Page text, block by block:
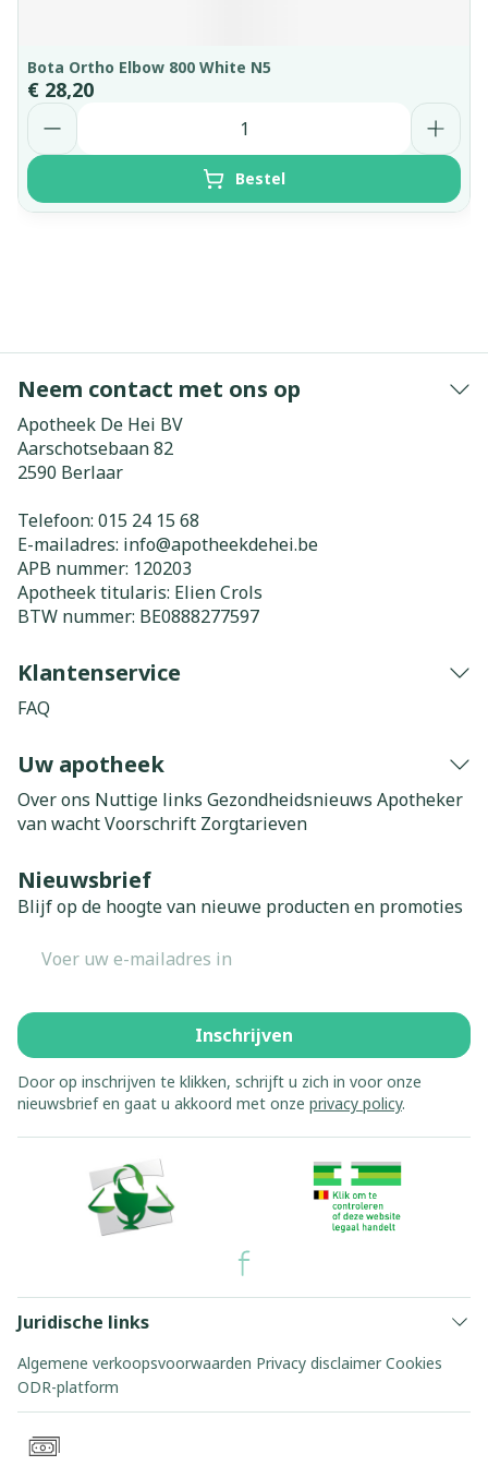
Bota Ortho Elbow 800 White N5
€ 28,20
Aantal
Bestel
Neem contact met ons op
Apotheek De Hei BV
Aarschotsebaan 82
2590 Berlaar
Telefoon: 015 24 15 68
E-mailadres: info@apotheekdehei.be
APB nummer: 120203
Apotheek titularis: Elien Crols
BTW nummer: BE0888277597
Klantenservice
FAQ
Uw apotheek
Over ons Nuttige links Gezondheidsnieuws Apotheker
van wachtVoorschrift Zorgtarieven
Nieuwsbrief
Blijf op de hoogte van nieuwe producten en promoties
Inschrijven
Door op inschrijven te klikken, schrijft u zich in voor onze
nieuwsbrief en gaat u akkoord met onze privacy policy.
Juridische links
Algemene verkoopsvoorwaarden Privacy disclaimer Cookies
ODR-platform